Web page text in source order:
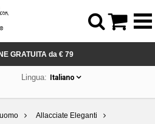
GRATUITA da € 79
Lingua: Italiano
Allacciate Eleganti
 